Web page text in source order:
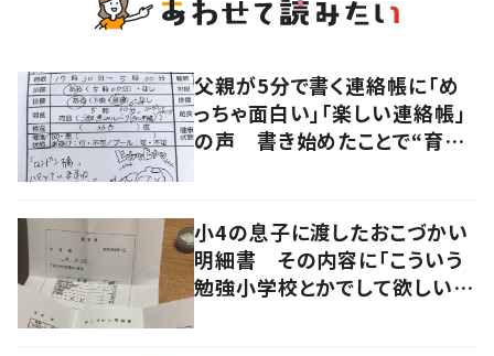
父親が5分で書く連絡帳に「め
っちゃ面白い」「楽しい連絡帳」
の声 書き始めたことで“育児
小4の息子に渡したおこづかい
明細書 その内容に「こういう
勉強小学校とかでして欲しい」